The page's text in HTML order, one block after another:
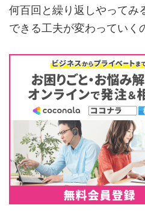
何百回と繰り返しやってみ
できる工夫が変わっていく